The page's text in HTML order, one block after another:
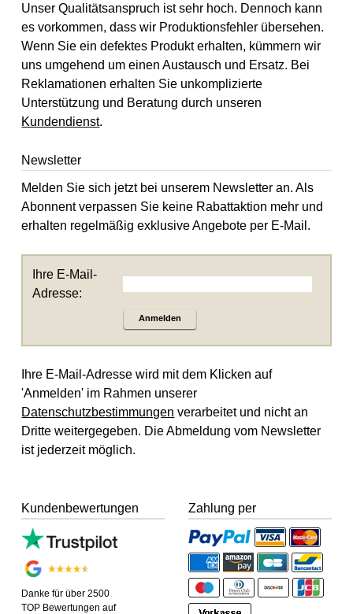
Unser Qualitätsanspruch ist sehr hoch. Dennoch kann
es vorkommen, dass wir Produktionsfehler übersehen.
Wenn Sie ein defektes Produkt erhalten, kümmern wir
uns umgehend um einen Austausch und Ersatz. Bei
Reklamationen erhalten Sie unkomplizierte
Unterstützung und Beratung durch unseren
Kundendienst.
Newsletter
Melden Sie sich jetzt bei unserem Newsletter an. Als
Abonnent verpassen Sie keine Rabattaktion mehr und
erhalten regelmäßig exklusive Angebote per E-Mail.
Ihre E-Mail-
Adresse:
Anmelden
Ihre E-Mail-Adresse wird mit dem Klicken auf
'Anmelden' im Rahmen unserer
Datenschutzbestimmungen verarbeitet und nicht an
Dritte weitergegeben. Die Abmeldung vom Newsletter
ist jederzeit möglich.
Kundenbewertungen
Danke für über 2500
TOP Bewertungen auf
Zahlung per